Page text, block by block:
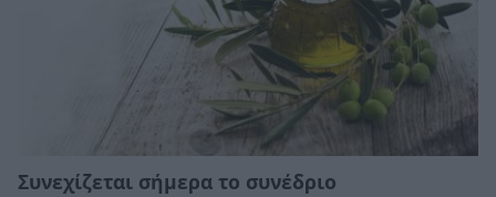
Συνεχίζεται σήμερα το συνέδριο